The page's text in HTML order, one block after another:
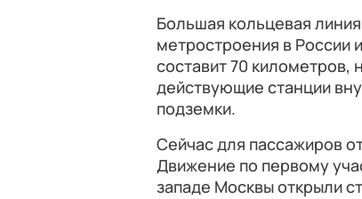
Большая кольцевая
метростроения в России
составит 70 километров,
действующие станции
подземки.
Сейчас для пассажиров
Движение по первому
западе Москвы открыли